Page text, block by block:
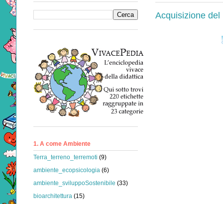
Acquisizione
1. A come Ambiente
Terra_terreno_terremoti (9)
ambiente_ecopsicologia (6)
ambiente_sviluppoSostenibile (33)
bioarchitettura (15)